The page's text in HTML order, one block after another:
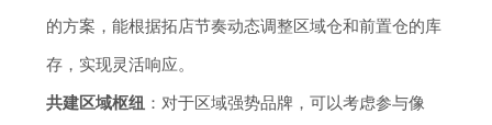
的方案，能根据拓店节奏动态调整区域仓和前置仓的库
存，实现灵活响应。
共建区域枢纽 ：对于区域强势品牌，可以考虑参与像